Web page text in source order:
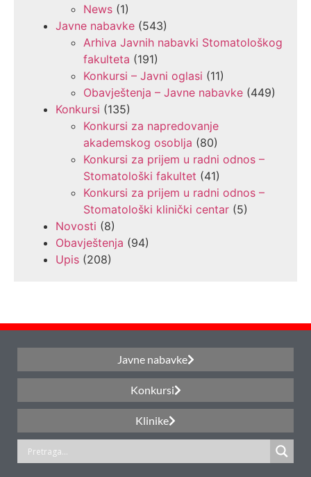
News (1)
Javne nabavke (543)
Arhiva Javnih nabavki Stomatološkog
fakulteta (191)
Konkursi – Javni oglasi (11)
Obavještenja – Javne nabavke (449)
Konkursi (135)
Konkursi za napredovanje
akademskog osoblja (80)
Konkursi za prijem u radni odnos –
Stomatološki fakultet (41)
Konkursi za prijem u radni odnos –
Stomatološki klinički centar (5)
Novosti (8)
Obavještenja (94)
Upis (208)
Javne nabavke
Konkursi
Klinike